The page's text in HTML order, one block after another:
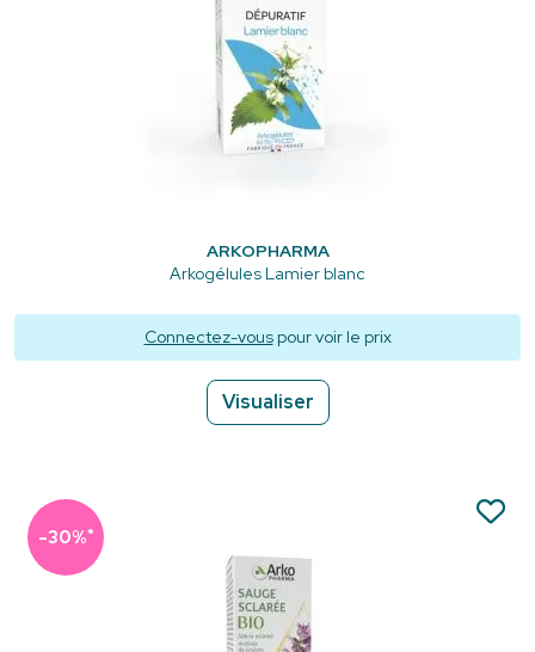
ARKOPHARMA
Arkogélules Lamier blanc
Connectez-vouspour voir le prix
Visualiser
-30%*